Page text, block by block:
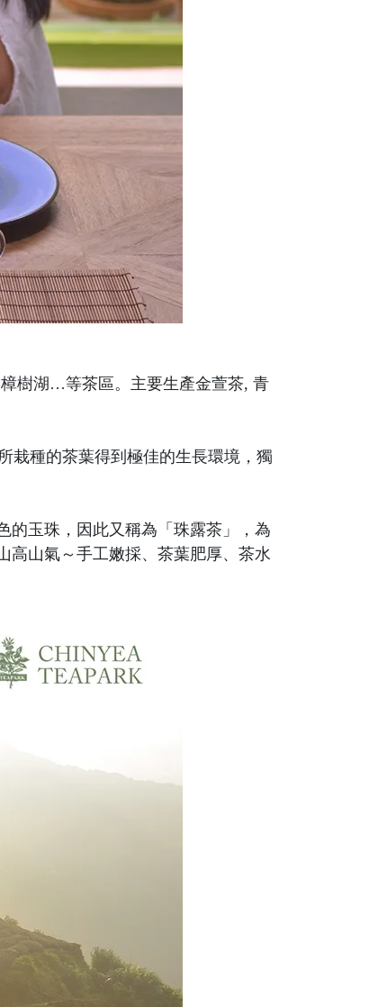
樹湖…等茶區。主要生產金萱茶, 青
栽種的茶葉得到極佳的生長環境，獨
玉珠，因此又稱為「珠露茶」，為
高山氣～手工嫩採、茶葉肥厚、茶水